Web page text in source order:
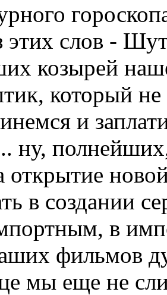
этих слов -
козырей
который
и
ну,
открытие
в создании
в
фильмов
мы еще не